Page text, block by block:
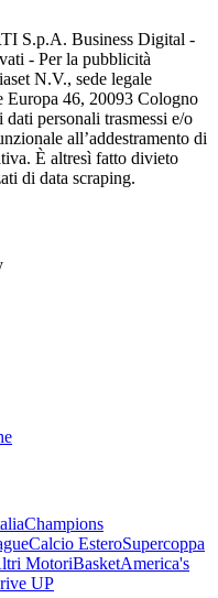
S.p.A. Business Digital -
- Per la pubblicità
N.V., sede legale
Europa 46, 20093 Cologno
personali trasmessi e/o
all’addestramento di
È altresì fatto divieto
di data scraping.
Champions
Calcio EsteroSupercoppa
MotoriBasketAmerica's
UP